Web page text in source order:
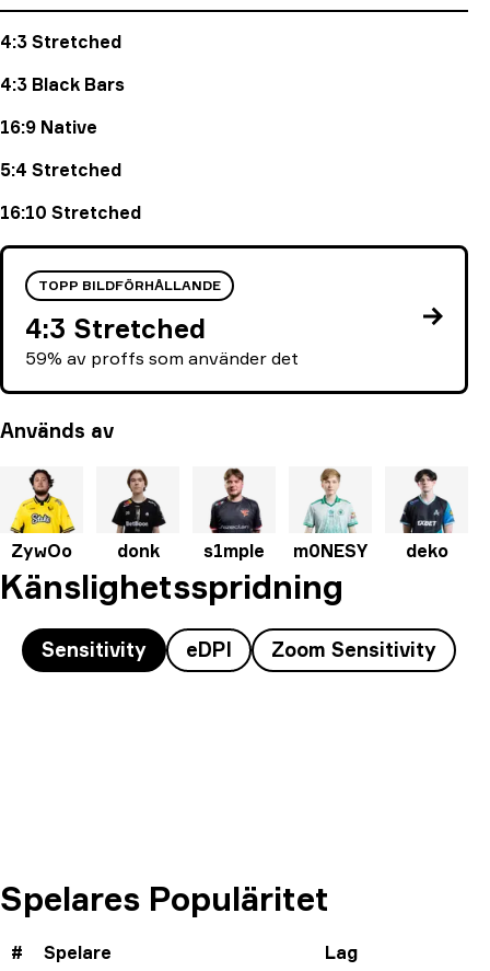
4:3 Stretched
4:3 Black Bars
16:9 Native
5:4 Stretched
16:10 Stretched
TOPP BILDFÖRHÅLLANDE
4:3 Stretched
59% av proffs som använder det
Används av
ZywOo donk s1mple m0NESY deko
Känslighetsspridning
Sensitivity eDPI Zoom Sensitivity
Spelares Populäritet
# Spelare Lag